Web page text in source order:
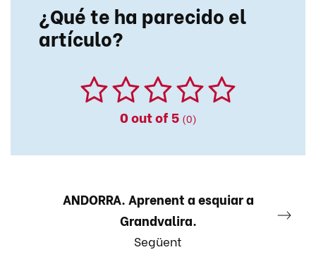
¿Qué te ha parecido el
artículo?
0out of 5 (0)
ANDORRA. Aprenent a esquiar a
Grandvalira.
Següent